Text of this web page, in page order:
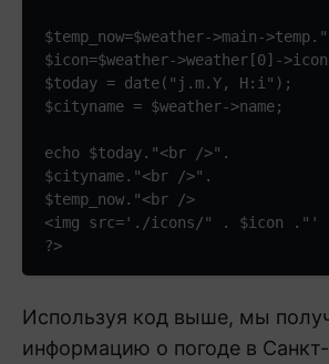
$temp_now=$weather->main-
$icon=$weather->weather[0]-
$today = date("j.m.Y, H:i");
$cityname = $weather->name;
echo $today."<br />".
$cityname."<br />".
$temp_now."<br />
<img src='./icons/" . $icon ."'
?>
Используя код выше, мы
информацию о погоде в